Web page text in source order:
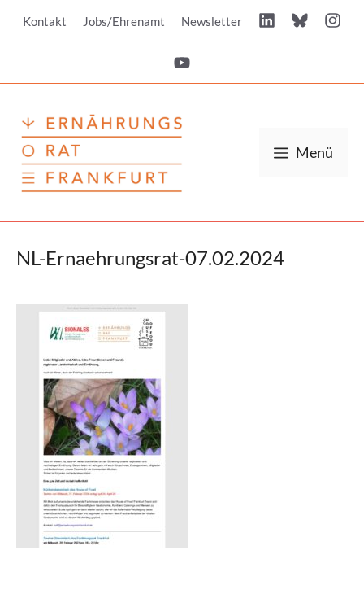
InhaltKontakt Jobs/Ehrenamt Newsletter
Menü
NL-Ernaehrungsrat-07.02.2024